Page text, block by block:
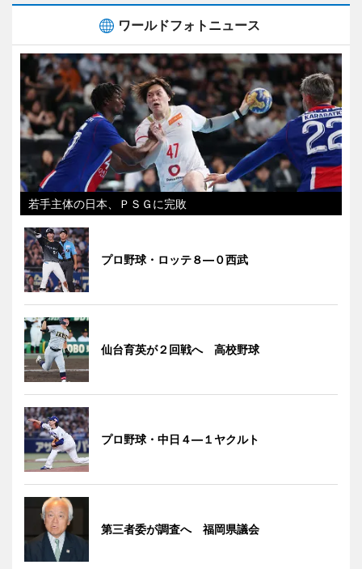
ワールドフォトニュース
若手主体の日本、ＰＳＧに完敗
プロ野球・ロッテ８―０西武
仙台育英が２回戦へ 高校野球
プロ野球・中日４―１ヤクルト
第三者委が調査へ 福岡県議会